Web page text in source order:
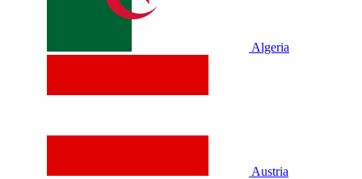
Algeria
Austria